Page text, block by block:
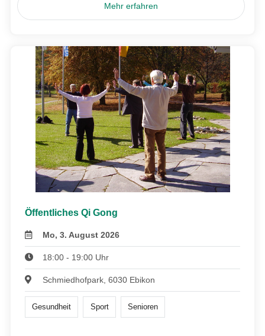
Mehr erfahren
Öffentliches Qi Gong
Mo, 3. August 2026
18:00 - 19:00 Uhr
Schmiedhofpark, 6030 Ebikon
Gesundheit Sport Senioren